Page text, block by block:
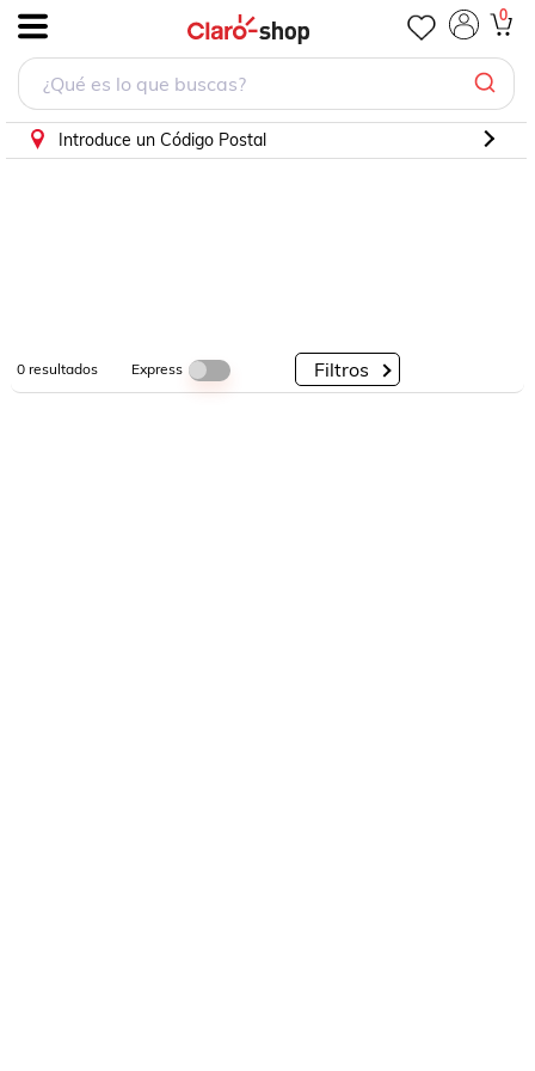
0
Introduce un Código Postal
0resultados Express Filtros
PorCategorías
PorMarcas
PorDescuento